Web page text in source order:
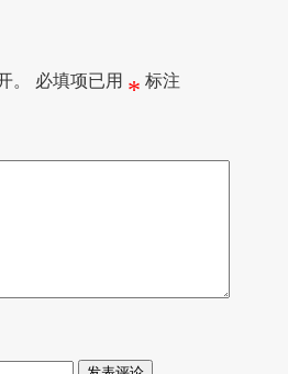
。 必填项已用 * 标注